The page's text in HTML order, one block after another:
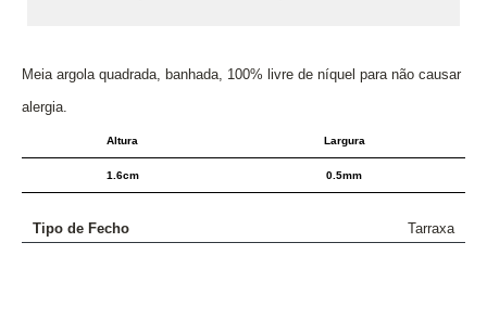
Meia argola quadrada, banhada, 100% livre de níquel para não causar
alergia.
Altura Largura
1.6cm 0.5mm
Tipo de Fecho Tarraxa